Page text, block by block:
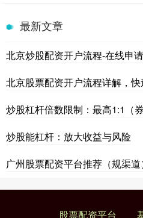
最新文章
北京炒股配资开户流程-在线申
北京股票配资开户流程详解，
炒股杠杆倍数限制：最高1:1（
炒股能杠杆：放大收益与风险
广州股票配资平台推荐（规渠道
股票配资平台